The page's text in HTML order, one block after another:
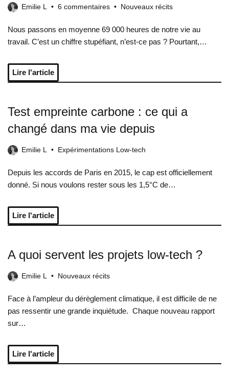
Emilie L 6 commentaires Nouveaux récits
Nous passons en moyenne 69 000 heures de notre vie au
travail. C’est un chiffre stupéfiant, n’est-ce pas ? Pourtant,…
Lire l'article
Test empreinte carbone : ce qui a
changé dans ma vie depuis
Emilie L Expérimentations Low-tech
Depuis les accords de Paris en 2015, le cap est officiellement
donné. Si nous voulons rester sous les 1,5°C de…
Lire l'article
A quoi servent les projets low-tech ?
Emilie L Nouveaux récits
Face à l’ampleur du dérèglement climatique, il est difficile de ne
pas ressentir une grande inquiétude. Chaque nouveau rapport
sur…
Lire l'article